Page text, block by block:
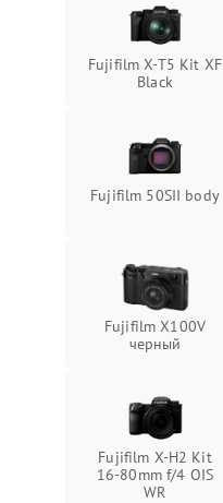
Fujifilm X-T5 Kit XF
Black
Fujifilm 50SII body
Fujifilm X100V
черный
Fujifilm X-H2 Kit
16-80mm f/4 OIS
WR